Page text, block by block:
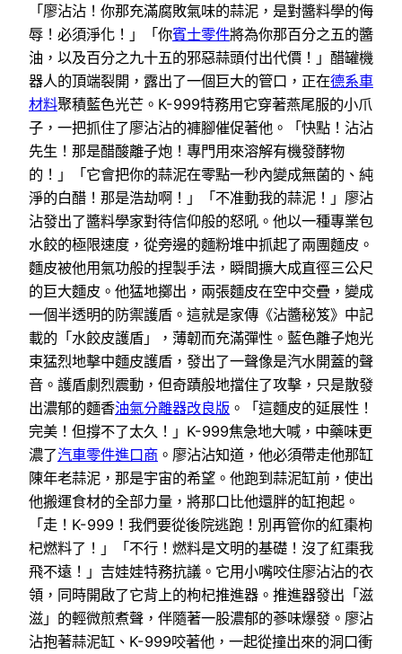
「廖沾沾！你那充滿腐敗氣味的蒜泥，是對醬料學的侮
辱！必須淨化！」「你賓士零件將為你那百分之五的醬
油，以及百分之九十五的邪惡蒜頭付出代價！」醋罐機
器人的頂端裂開，露出了一個巨大的管口，正在德系車
材料聚積藍色光芒。K-999特務用它穿著燕尾服的小爪
子，一把抓住了廖沾沾的褲腳催促著他。「快點！沾沾
先生！那是醋酸離子炮！專門用來溶解有機發酵物
的！」「它會把你的蒜泥在零點一秒內變成無菌的、純
淨的白醋！那是浩劫啊！」「不准動我的蒜泥！」廖沾
沾發出了醬料學家對待信仰般的怒吼。他以一種專業包
水餃的極限速度，從旁邊的麵粉堆中抓起了兩團麵皮。
麵皮被他用氣功般的捏製手法，瞬間擴大成直徑三公尺
的巨大麵皮。他猛地擲出，兩張麵皮在空中交疊，變成
一個半透明的防禦護盾。這就是家傳《沾醬秘笈》中記
載的「水餃皮護盾」，薄韌而充滿彈性。藍色離子炮光
束猛烈地擊中麵皮護盾，發出了一聲像是汽水開蓋的聲
音。護盾劇烈震動，但奇蹟般地擋住了攻擊，只是散發
出濃郁的麵香油氣分離器改良版 。「這麵皮的延展性！
完美！但撐不了太久！」K-999焦急地大喊，中藥味更
濃了汽車零件進口商 。廖沾沾知道，他必須帶走他那缸
陳年老蒜泥，那是宇宙的希望。他跑到蒜泥缸前，使出
他搬運食材的全部力量，將那口比他還胖的缸抱起。
「走！K-999！我們要從後院逃跑！別再管你的紅棗枸
杞燃料了！」「不行！燃料是文明的基礎！沒了紅棗我
飛不遠！」吉娃娃特務抗議。它用小嘴咬住廖沾沾的衣
領，同時開啟了它背上的枸杞推進器。推進器發出「滋
滋」的輕微煎煮聲，伴隨著一股濃郁的蔘味爆發。廖沾
沾抱著蒜泥缸、K-999咬著他，一起從撞出來的洞口衝